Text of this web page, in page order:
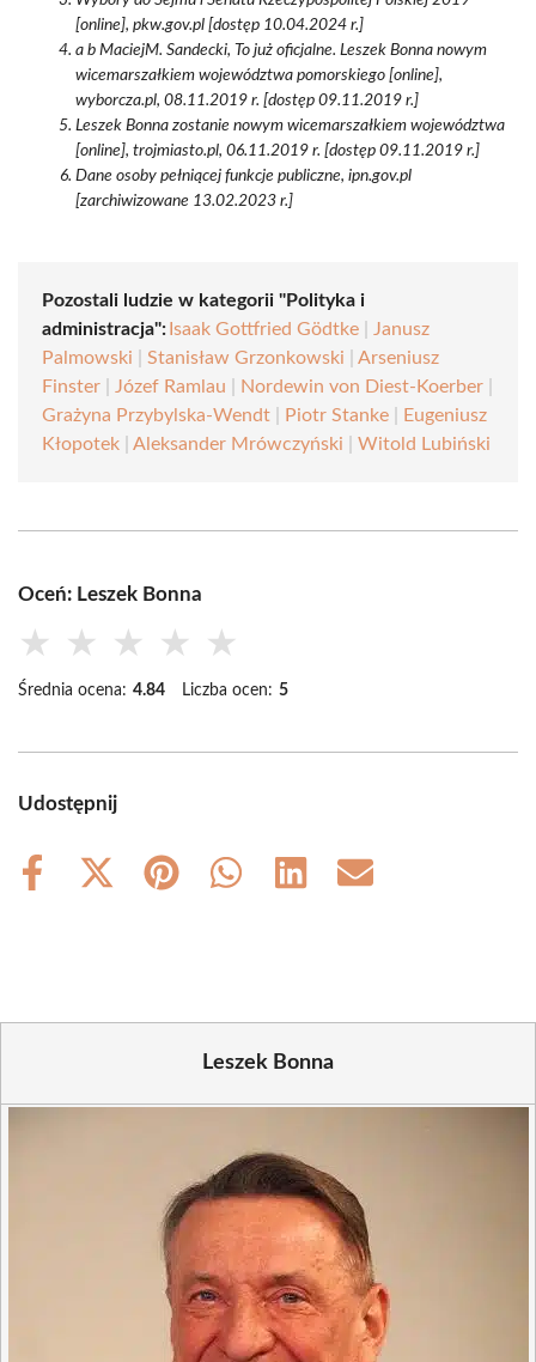
[online], pkw.gov.pl [dostęp 10.04.2024 r.]
a b MaciejM. Sandecki, To już oficjalne. Leszek Bonna nowym
wicemarszałkiem województwa pomorskiego [online],
wyborcza.pl, 08.11.2019 r. [dostęp 09.11.2019 r.]
Leszek Bonna zostanie nowym wicemarszałkiem województwa
[online], trojmiasto.pl, 06.11.2019 r. [dostęp 09.11.2019 r.]
Dane osoby pełniącej funkcje publiczne, ipn.gov.pl
[zarchiwizowane 13.02.2023 r.]
Pozostali ludzie w kategorii "Polityka i
administracja": Isaak Gottfried Gödtke
Janusz
Palmowski
Stanisław Grzonkowski
Arseniusz
Finster
Józef Ramlau Nordewin von Diest-Koerber
Grażyna Przybylska-Wendt
Piotr Stanke
Eugeniusz
Kłopotek
Aleksander Mrówczyński Witold Lubiński
Oceń: Leszek Bonna
★ ★ ★ ★ ★
Średnia ocena: 4.84 Liczba ocen: 5
Udostępnij
Share
Share
Share
Share
Share
Share
Leszek Bonna